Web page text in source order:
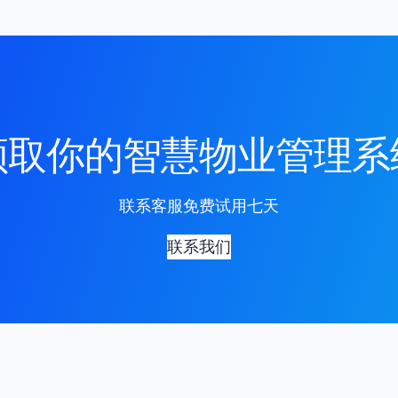
你的智慧物业管理
联系客服免费试用七天
联系我们